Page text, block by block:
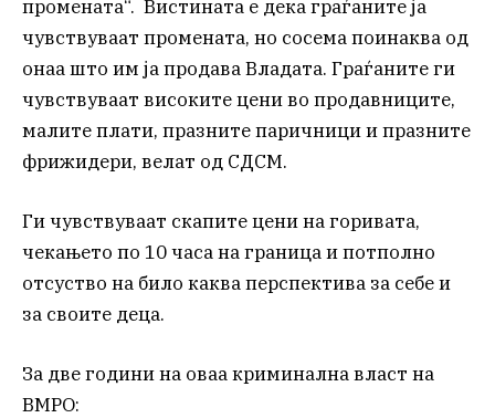
промената“. Вистината е дека граѓаните ја
чувствуваат промената, но сосема поинаква од
онаа што им ја продава Владата. Граѓаните ги
чувствуваат високите цени во продавниците,
малите плати, празните паричници и празните
фрижидери, велат од СДСМ.
Ги чувствуваат скапите цени на горивата,
чекањето по 10 часа на граница и потполно
отсуство на било каква перспектива за себе и
за своите деца.
За две години на оваа криминална власт на
ВМРО: